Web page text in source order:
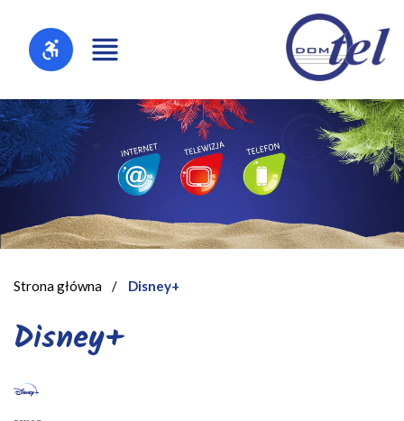
Strona główna / Disney+
Disney+